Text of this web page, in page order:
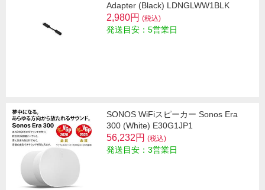
Adapter (Black) LDNGLWW1BLK
2,980円 (税込)
発送目安：5営業日
SONOS WiFiスピーカー Sonos Era
300 (White) E30G1JP1
56,232円 (税込)
発送目安：3営業日